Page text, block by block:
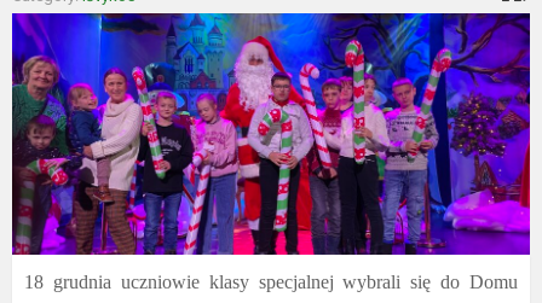
18 grudnia uczniowie klasy specjalnej wybrali się do Domu